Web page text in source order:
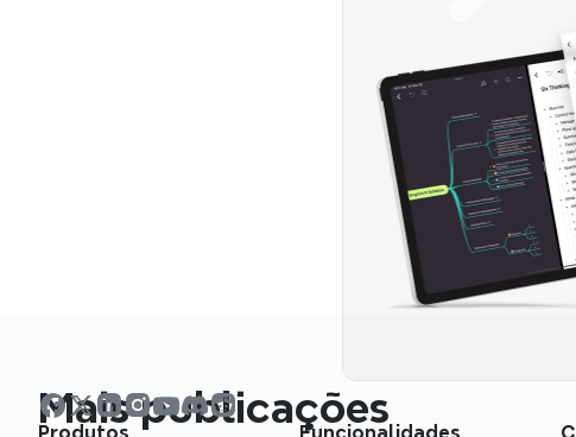
Mais publicações
Produtos Funcionalidades